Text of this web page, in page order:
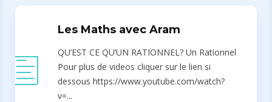
Les Maths avec Aram
QU’EST CE QU’UN RATIONNEL? Un Rationnel
Pour plus de videos cliquer sur le lien si
dessous https://www.youtube.com/watch?
v=...